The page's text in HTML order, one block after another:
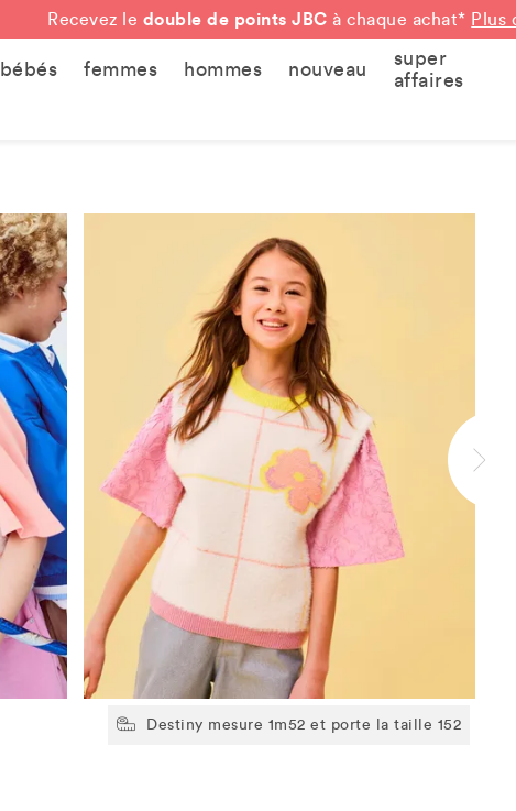
Recevez le double de points JBC à chaque achat* Plus
bébés femmes hommes nouveau
super
affaires
Destiny mesure 1m52 et porte la taille 152